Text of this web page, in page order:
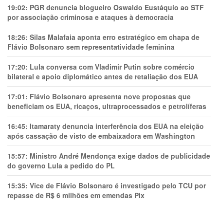
19:02: PGR denuncia blogueiro Oswaldo Eustáquio ao STF
por associação criminosa e ataques à democracia
18:26: Silas Malafaia aponta erro estratégico em chapa de
Flávio Bolsonaro sem representatividade feminina
17:20: Lula conversa com Vladimir Putin sobre comércio
bilateral e apoio diplomático antes de retaliação dos EUA
17:01: Flávio Bolsonaro apresenta nove propostas que
beneficiam os EUA, ricaços, ultraprocessados e petrolíferas
16:45: Itamaraty denuncia interferência dos EUA na eleição
após cassação de visto de embaixadora em Washington
15:57: Ministro André Mendonça exige dados de publicidade
do governo Lula a pedido do PL
15:35: Vice de Flávio Bolsonaro é investigado pelo TCU por
repasse de R$ 6 milhões em emendas Pix